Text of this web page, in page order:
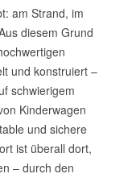
am Strand, im
diesem Grund
und konstruiert –
schwierigem
Kinderwagen
und sichere
ist überall dort,
– durch den